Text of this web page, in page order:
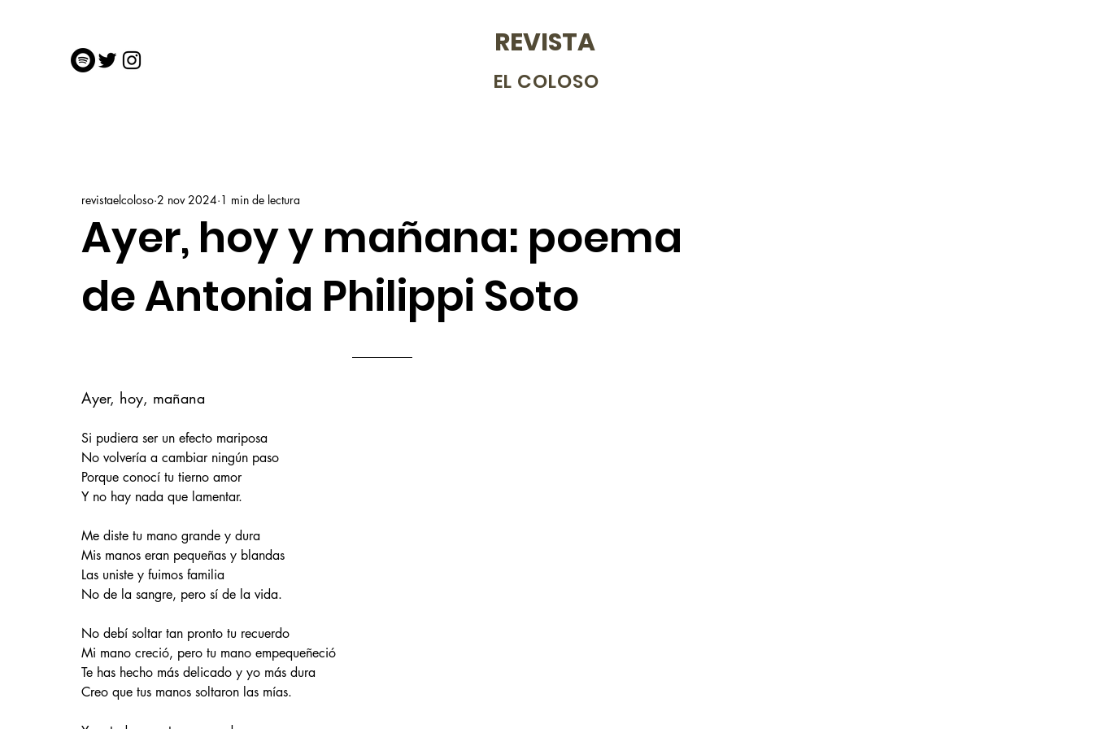
REVISTA
EL COLOSO
Ayer, hoy y mañana: poema
de Antonia Philippi Soto
revistaelcoloso 2 nov 2024 1 min de lectura
Ayer, hoy, mañana
Si pudiera ser un efecto mariposa
No volvería a cambiar ningún paso
Porque conocí tu tierno amor
Y no hay nada que lamentar.
Me diste tu mano grande y dura
Mis manos eran pequeñas y blandas
Las uniste y fuimos familia
No de la sangre, pero sí de la vida.
No debí soltar tan pronto tu recuerdo
Mi mano creció, pero tu mano empequeñeció
Te has hecho más delicado y yo más dura
Creo que tus manos soltaron las mías.